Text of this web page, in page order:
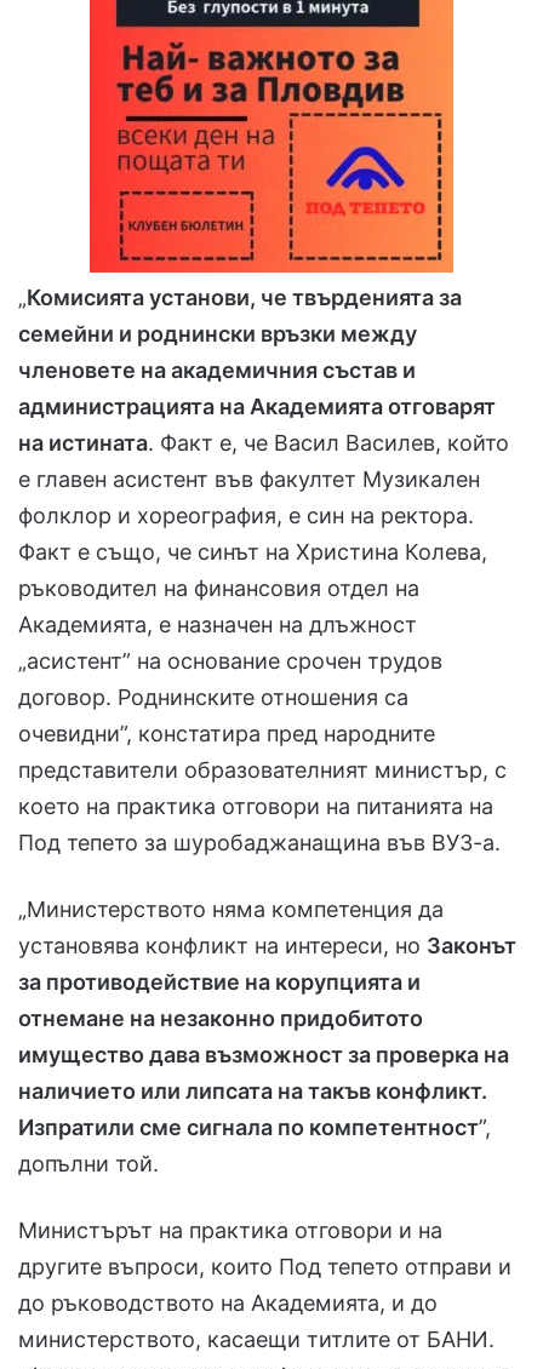
„Комисията установи, че твърденията за
семейни и роднински връзки между
членовете на академичния състав и
администрацията на Академията отговарят
на истината. Факт е, че Васил Василев, който
е главен асистент във факултет Музикален
фолклор и хореография, е син на ректора.
Факт е също, че синът на Христина Колева,
ръководител на финансовия отдел на
Академията, е назначен на длъжност
„асистент” на основание срочен трудов
договор. Роднинските отношения са
очевидни”, констатира пред народните
представители образователният министър, с
което на практика отговори на питанията на
Под тепето за шуробаджанащина във ВУЗ-а.
„Министерството няма компетенция да
установява конфликт на интереси, но Законът
за противодействие на корупцията и
отнемане на незаконно придобитото
имущество дава възможност за проверка на
наличието или липсата на такъв конфликт.
Изпратили сме сигнала по компетентност”,
допълни той.
Министърът на практика отговори и на
другите въпроси, които Под тепето отправи и
до ръководството на Академията, и до
министерството, касаещи титлите от БАНИ.